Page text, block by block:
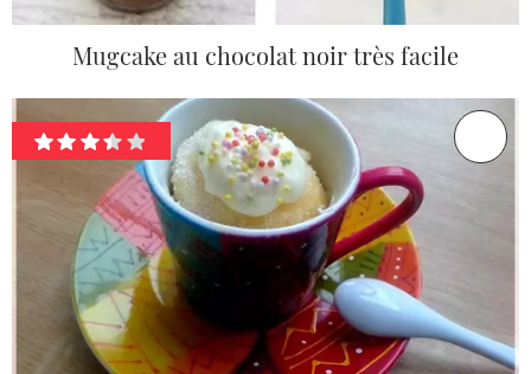
Mugcake au chocolat noir très facile